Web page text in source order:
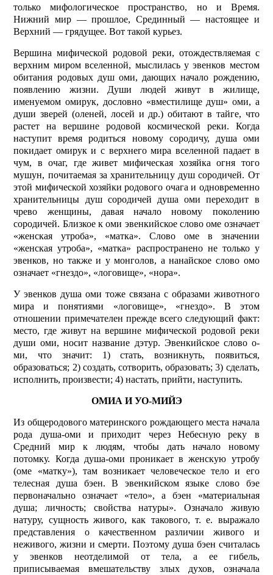
только мифологическое пространство, но и Время.
Нижний мир — прошлое, Срединный — настоящее и
Верх­ний — грядущее. Вот такой курьез.
Вершина мифической родовой реки, отождествляемая с
верхним миром вселенной, мыслилась у эвенков местом
обитания родовых душ оми, дающих начало рождению,
появлению жизни. Души людей живут в жилище,
именуемом омирук, дословно «вместилище душ» оми, а
души зверей (оленей, лосей и др.) обитают в тайге, что
растет на вершине родовой космической реки. Когда
наступит время родиться новому сородичу, душа оми
покидает омирук и с верхнего мира вселенной падает в
чум, в очаг, где живет мифическая хозяйка огня того
мушун, почитаемая за хранительницу душ сородичей. От
этой мифической хозяйки родового очага и одновременно
хранительницы душ сородичей душа оми переходит в
чрево женщины, давая начало новому поколению
сородичей. Близкое к оми эвенкийское слово оме означает
«женская утроба», «матка». Слово оме в значении
«женская утроба», «матка» распространено не только у
эвенков, но также и у монголов, а нанайское слово омо
означает «гнездо», «логовище», «нора».
У эвенков душа оми тоже связана с образами животного
мира и понятиями «логовище», «гнездо». В этом
отношении примечателен прежде всего следующий факт:
место, где живут на вершине мифической родовой реки
души оми, носит название дэтур. Эвенкийское слово о-
ми, что значит: 1) стать, возникнуть, появиться,
образоваться; 2) создать, сотворить, образовать; 3) сделать,
исполнить, произвести; 4) настать, прийти, наступить.
ОМИА И УО-МИЙЭ
Из общеродового материнского рождающего места начала
рода душа-оми и приходит через Небесную реку в
Средний мир к людям, чтобы дать начало новому
потомку. Когда душа-оми проникает в женскую утробу
(оме «матку»), там возникает человеческое тело и его
телесная душа бэен. В эвенкийском языке слово бэе
первоначально означает «тело», а бэен «материальная
душа; личность; свойства натуры». Означало живую
натуру, сущность живого, как такового, т. е. выражало
представления о качественном различии живого и
неживого, жизни и смерти. По­этому душа бэен считалась
у эвенков неотделимой от тела, а ее гибель,
приписываемая вмешательству злых духов, означала